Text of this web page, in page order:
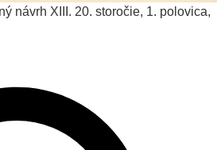
návrh XIII. 20. storočie, 1. polovica,